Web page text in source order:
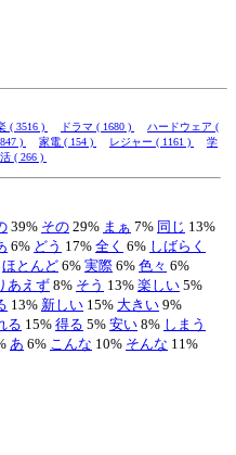
( 3516 ) ドラマ ( 1680 )
ハードウェア (
) 家電 ( 154 ) レジャー ( 1161 )
学
( 266 )
39% その 29% まぁ 7% 同じ 13%
6% どう 17% 全く 6% しばらく
ほとんど 6% 実際 6% 色々 6%
あえず8% そう 13% 楽しい 5%
13% 新しい 15% 大きい 9%
る 15% 得る 5% 安い 8% しまう
あ 6% こんな 10% そんな 11%